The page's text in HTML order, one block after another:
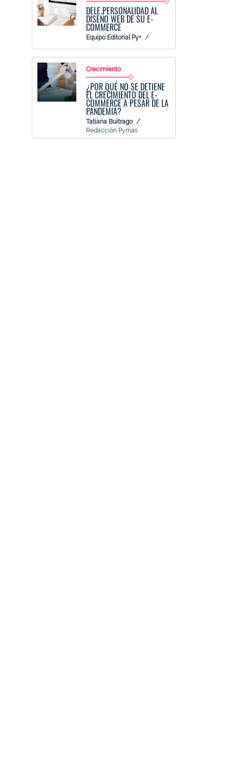
DELE PERSONALIDAD AL
DISEÑO WEB DE SU E-
COMMERCE
Equipo Editorial Py+
Crecimiento
¿POR QUÉ NO SE DETIENE
EL CRECIMIENTO DEL E-
COMMERCE A PESAR DE LA
PANDEMIA?
Tatiana Buitrago
Redacción Pymas